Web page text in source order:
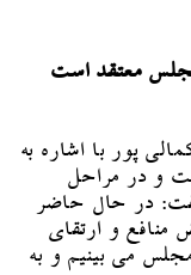
معتقد است
پور با اشاره به
و در مراحل
در حال حاضر
منافع و ارتقای
می بینیم و به